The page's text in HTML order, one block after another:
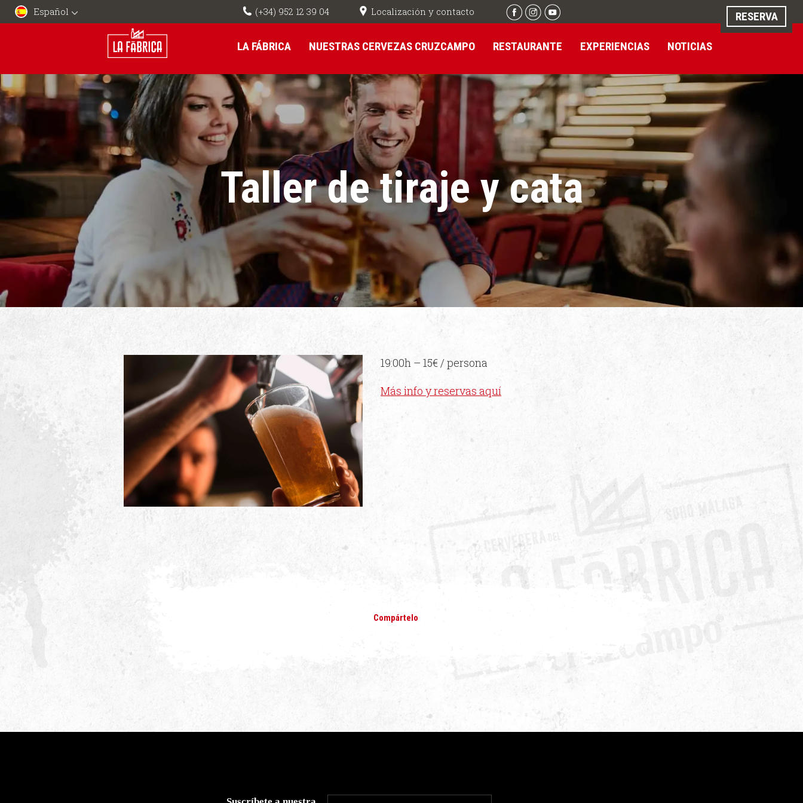
Español (+34) 952 12 39 04 Localización y contacto RESERVA
LA FÁBRICA NUESTRAS CERVEZAS CRUZCAMPO RESTAURANTE EXPERIENCIAS NOTICIAS
Taller de tiraje y cata
19:00h – 15€ / persona
Más info y reservas aquí
Compártelo